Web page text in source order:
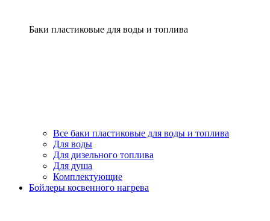
Баки пластиковые для воды и топлива
Все баки пластиковые для воды и топлива
Для воды
Для дизельного топлива
Для душа
Комплектующие
Бойлеры косвенного нагрева